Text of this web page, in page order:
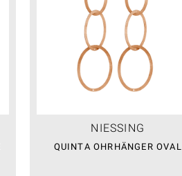
NIESSING
QUINTA OHRHÄNGER OVAL